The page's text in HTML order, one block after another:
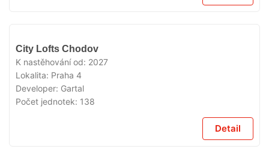
City Lofts Chodov
K nastěhování od: 2027
Lokalita: Praha 4
Developer: Gartal
Počet jednotek: 138
Detail